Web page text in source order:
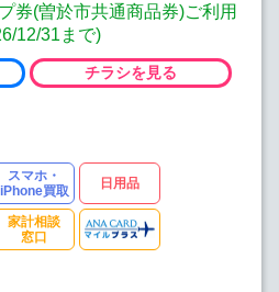
券(曽於市共通商品券)ご利用
12/31まで)
チラシを見る
スマホ・
iPhone買取
日用品
家計相談
窓口